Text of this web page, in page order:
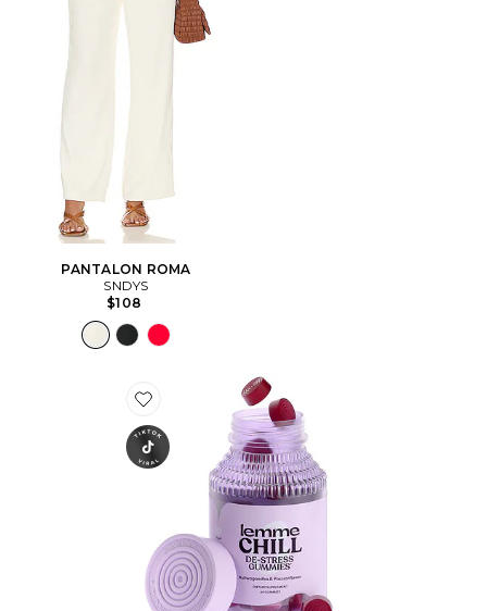
PANTALON ROMA
SNDYS
$108
Favorite GOMME VITAMINÉE CHILL